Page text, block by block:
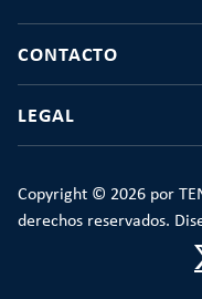
CONTACTO
LEGAL
Copyright © 2026 por
derechos reservados.